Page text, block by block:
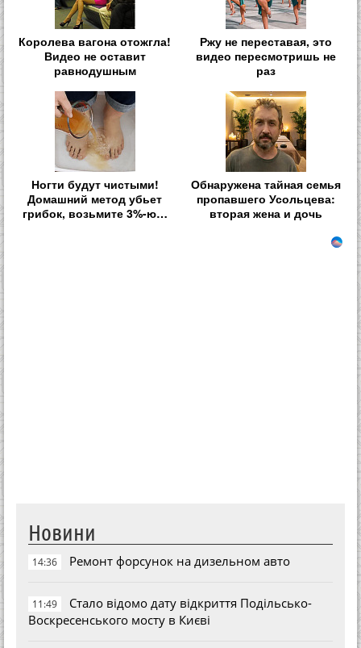
Королева вагона отожгла!
Видео не оставит
равнодушным
Ржу не переставая, это
видео пересмотришь не
раз
Ногти будут чистыми!
Домашний метод убьет
грибок, возьмите 3%-ю…
Обнаружена тайная семья
пропавшего Усольцева:
вторая жена и дочь
Новини
14:36 Ремонт форсунок на дизельном авто
11:49
Стало відомо дату відкриття Подільсько-
Воскресенського мосту в Києві